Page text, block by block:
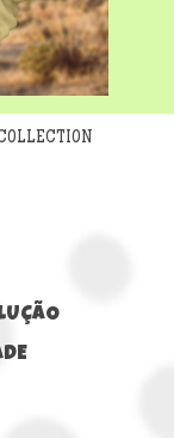
Next